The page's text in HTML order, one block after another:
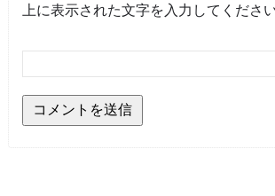
上に表示された文字を入力してください